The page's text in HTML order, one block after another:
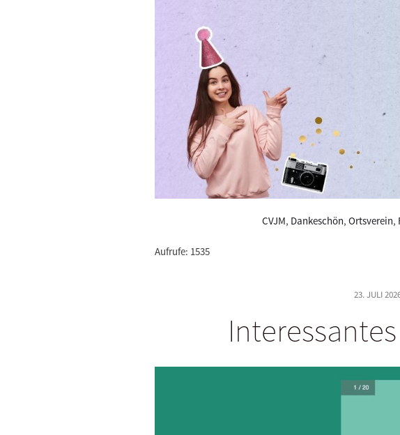
CVJM, Dankeschön, Ortsverein,
Aufrufe: 1535
23. JULI